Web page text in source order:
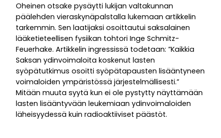
Oheinen otsake pysäytti lukijan valtakunnan
päälehden vieraskynäpalstalla lukemaan artikkelin
tarkemmin. Sen laatijaksi osoittautui saksalainen
lääketieteellisen fysiikan tohtori Inge Schmitz-
Feuerhake. Artikkelin ingressissä todetaan: ”Kaikkia
Saksan ydinvoimaloita koskenut lasten
syöpätutkimus osoitti syöpätapausten lisääntyneen
voimaloiden ympäristössä järjestelmällisesti.”
Mitään muuta syytä kun ei ole pystytty näyttämään
lasten lisääntyvään leukemiaan ydinvoimaloiden
läheisyydessä kuin radioaktiiviset päästöt.